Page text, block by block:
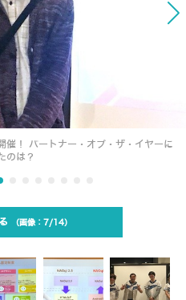
！ パートナー・オブ・ザ・イヤーに
のは？
7/14